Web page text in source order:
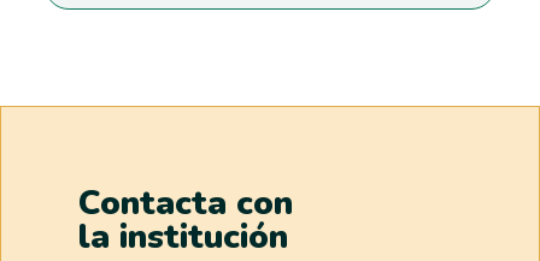
Contacta con
la institución